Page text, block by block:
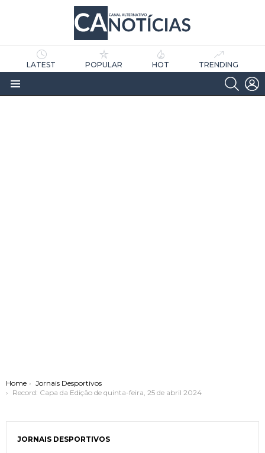
LATEST POPULAR HOT TRENDING
Menu
You are here:
Home
Jornais Desportivos
Record: Capa da Edição de quinta-feira, 25 de abril 2024
JORNAIS DESPORTIVOS